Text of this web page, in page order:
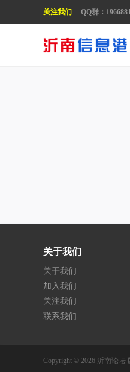
关注我们 QQ群：
关于我们
关于我们
加入我们
关注我们
联系我们
Copyright © 2026 沂南论坛